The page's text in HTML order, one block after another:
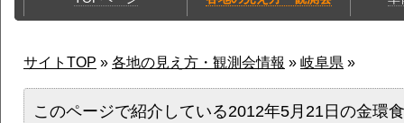
サイトTOP » 各地の見え方・観測会情報 » 岐阜県 »
このページで紹介している2012年5月21日の金環